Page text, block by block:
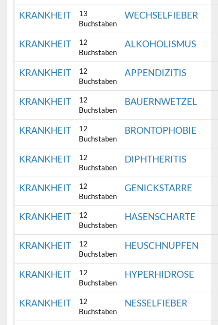
KRANKHEIT
13
Buchstaben
WECHSELFIEBER
KRANKHEIT
12
Buchstaben
ALKOHOLISMUS
KRANKHEIT
12
Buchstaben
APPENDIZITIS
KRANKHEIT
12
Buchstaben
BAUERNWETZEL
KRANKHEIT
12
Buchstaben
BRONTOPHOBIE
KRANKHEIT
12
Buchstaben
DIPHTHERITIS
KRANKHEIT
12
Buchstaben
GENICKSTARRE
KRANKHEIT
12
Buchstaben
HASENSCHARTE
KRANKHEIT
12
Buchstaben
HEUSCHNUPFEN
KRANKHEIT
12
Buchstaben
HYPERHIDROSE
KRANKHEIT
12
Buchstaben
NESSELFIEBER